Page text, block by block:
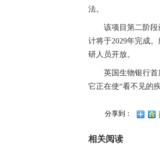
法。
该项目第二阶
计将于2029年完成
研人员开放。
英国生物银行首
它正在使“看不见的
分享到：
相关阅读